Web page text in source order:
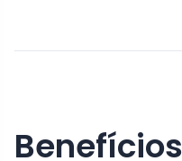
Benefícios